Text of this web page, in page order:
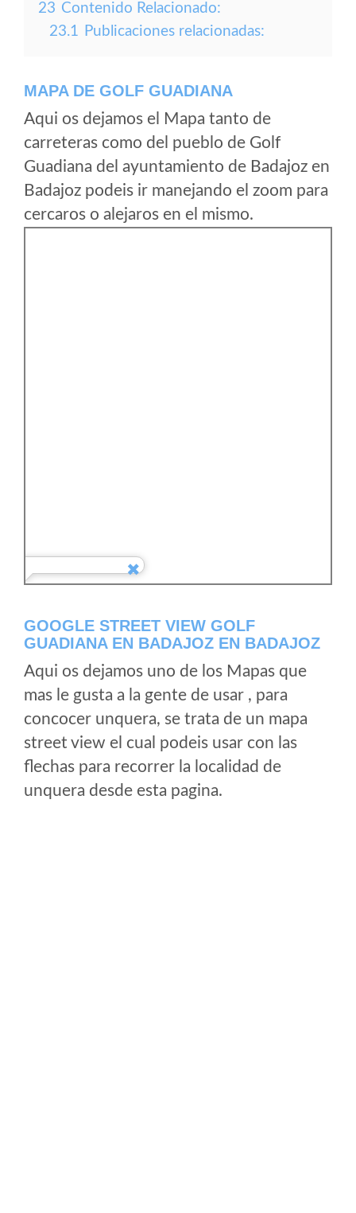
23 Contenido Relacionado:
23.1 Publicaciones relacionadas:
MAPA DE GOLF GUADIANA
Aqui os dejamos el Mapa tanto de
carreteras como del pueblo de Golf
Guadiana del ayuntamiento de Badajoz en
Badajoz podeis ir manejando el zoom para
cercaros o alejaros en el mismo.
GOOGLE STREET VIEW GOLF
GUADIANA EN BADAJOZ EN BADAJOZ
Aqui os dejamos uno de los Mapas que
mas le gusta a la gente de usar , para
concocer unquera, se trata de un mapa
street view el cual podeis usar con las
flechas para recorrer la localidad de
unquera desde esta pagina.